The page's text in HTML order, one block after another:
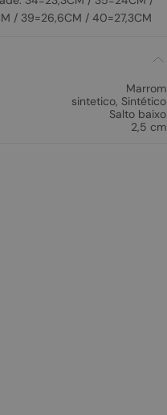
/ 39=26,6CM / 40=27,3CM
Marrom
sintetico, Sintético
Salto baixo
2,5 cm